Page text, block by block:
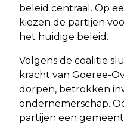
beleid centraal. Op
kiezen de partijen
het huidige beleid.
Volgens de coalitie
kracht van Goeree-
dorpen, betrokken
ondernemerschap.
partijen een